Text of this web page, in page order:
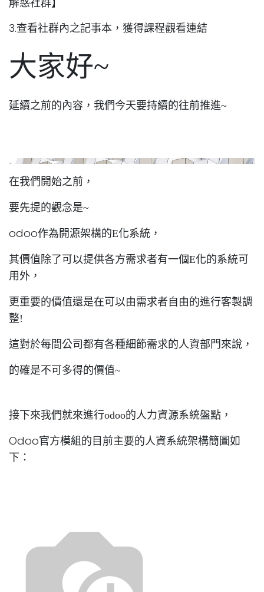
3.查看社群內之記事本，獲得課程觀看連結
大家好~
延續之前的內容，我們今天要持續的往前推進~
在我們開始之前，
要先提的觀念是~
odoo作為開源架構的E化系統，
其價值除了可以提供各方需求者有一個E化的系統可
用外，
更重要的價值還是在可以由需求者自由的進行客製調
整!
這對於每間公司都有各種細節需求的人資部門來說，
的確是不可多得的價值~
接下來我們就來進行odoo的人力資源系統盤點，
Odoo官方模組的目前主要的人資系統架構簡圖如
下：